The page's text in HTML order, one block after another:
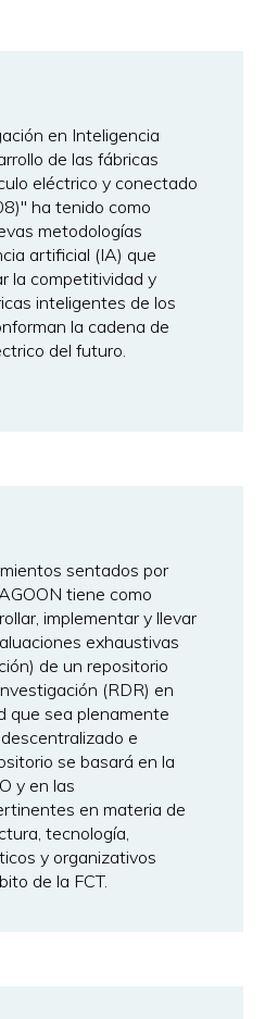
en Inteligencia
de las fábricas
eléctrico y conectado
ha tenido como
metodologías
artificial (IA) que
la competitividad y
inteligentes de los
la cadena de
del futuro.
sentados por
tiene como
implementar y llevar
exhaustivas
de un repositorio
(RDR) en
que sea plenamente
e
se basará en la
y en las
en materia de
tecnología,
y organizativos
de la FCT.